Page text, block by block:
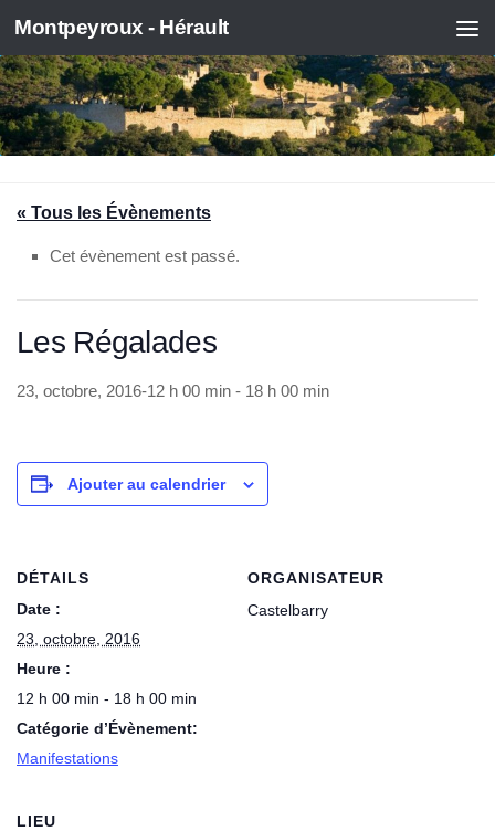
Skip to content
Montpeyroux - Hérault
« Tous les Évènements
Cet évènement est passé.
Les Régalades
23, octobre, 2016-12 h 00 min - 18 h 00 min
Ajouter au calendrier
DÉTAILS
Date :
23, octobre, 2016
Heure :
12 h 00 min - 18 h 00 min
Catégorie d’Évènement:
Manifestations
ORGANISATEUR
Castelbarry
LIEU